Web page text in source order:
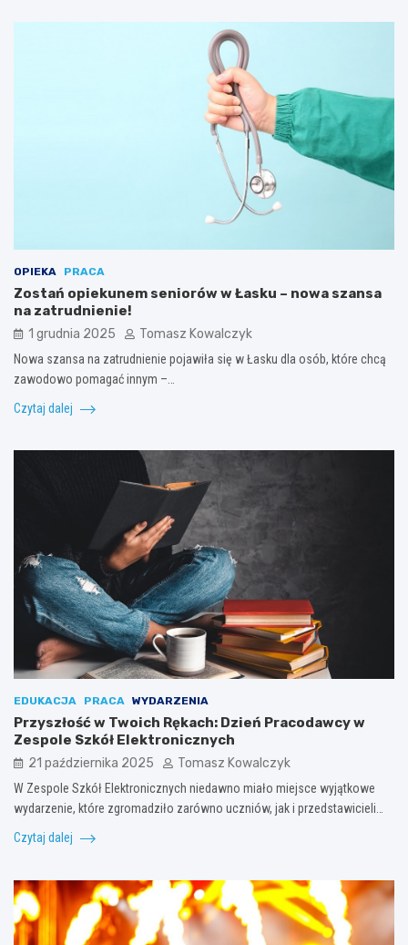
OPIEKA PRACA
Zostań opiekunem seniorów w Łasku – nowa szansa
na zatrudnienie!
1 grudnia 2025 Tomasz Kowalczyk
Nowa szansa na zatrudnienie pojawiła się w Łasku dla osób, które chcą
zawodowo pomagać innym –…
Czytaj dalej
EDUKACJA PRACA WYDARZENIA
Przyszłość w Twoich Rękach: Dzień Pracodawcy w
Zespole Szkół Elektronicznych
21 października 2025 Tomasz Kowalczyk
W Zespole Szkół Elektronicznych niedawno miało miejsce wyjątkowe
wydarzenie, które zgromadziło zarówno uczniów, jak i przedstawicieli…
Czytaj dalej